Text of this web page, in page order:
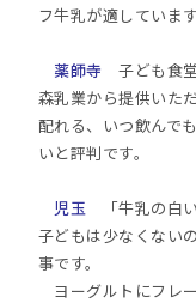
フ牛乳が適しています
薬師寺 子ども食
森乳業から提供いた
配れる、いつ飲んで
いと評判です。
児玉 「牛乳の白
子どもは少なくない
事です。
ヨーグルトにフレ